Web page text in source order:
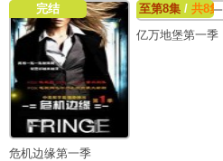
完结
危机边缘第一季
至第8集 /共8集
亿万地堡第一季